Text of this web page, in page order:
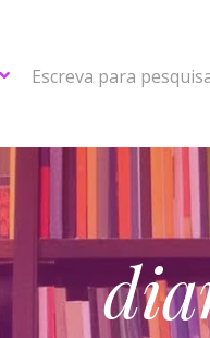
Escreva para